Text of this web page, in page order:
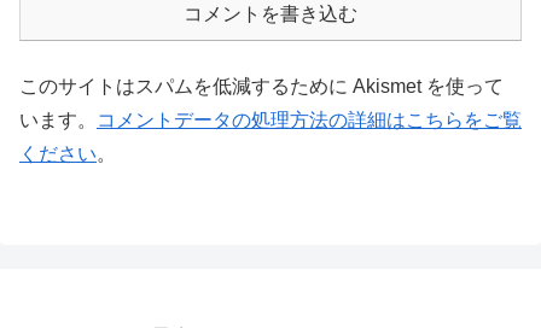
コメントを書き込む
このサイトはスパムを低減するために Akismet を使って
います。
コメントデータの処理方法の詳細はこちらをご覧
ください。